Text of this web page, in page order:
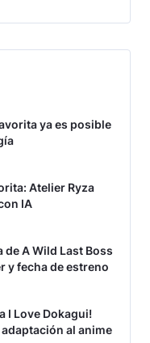
ya es posible
Atelier Ryza
IA
A Wild Last Boss
y fecha de estreno
I Love Dokagui!
al anime